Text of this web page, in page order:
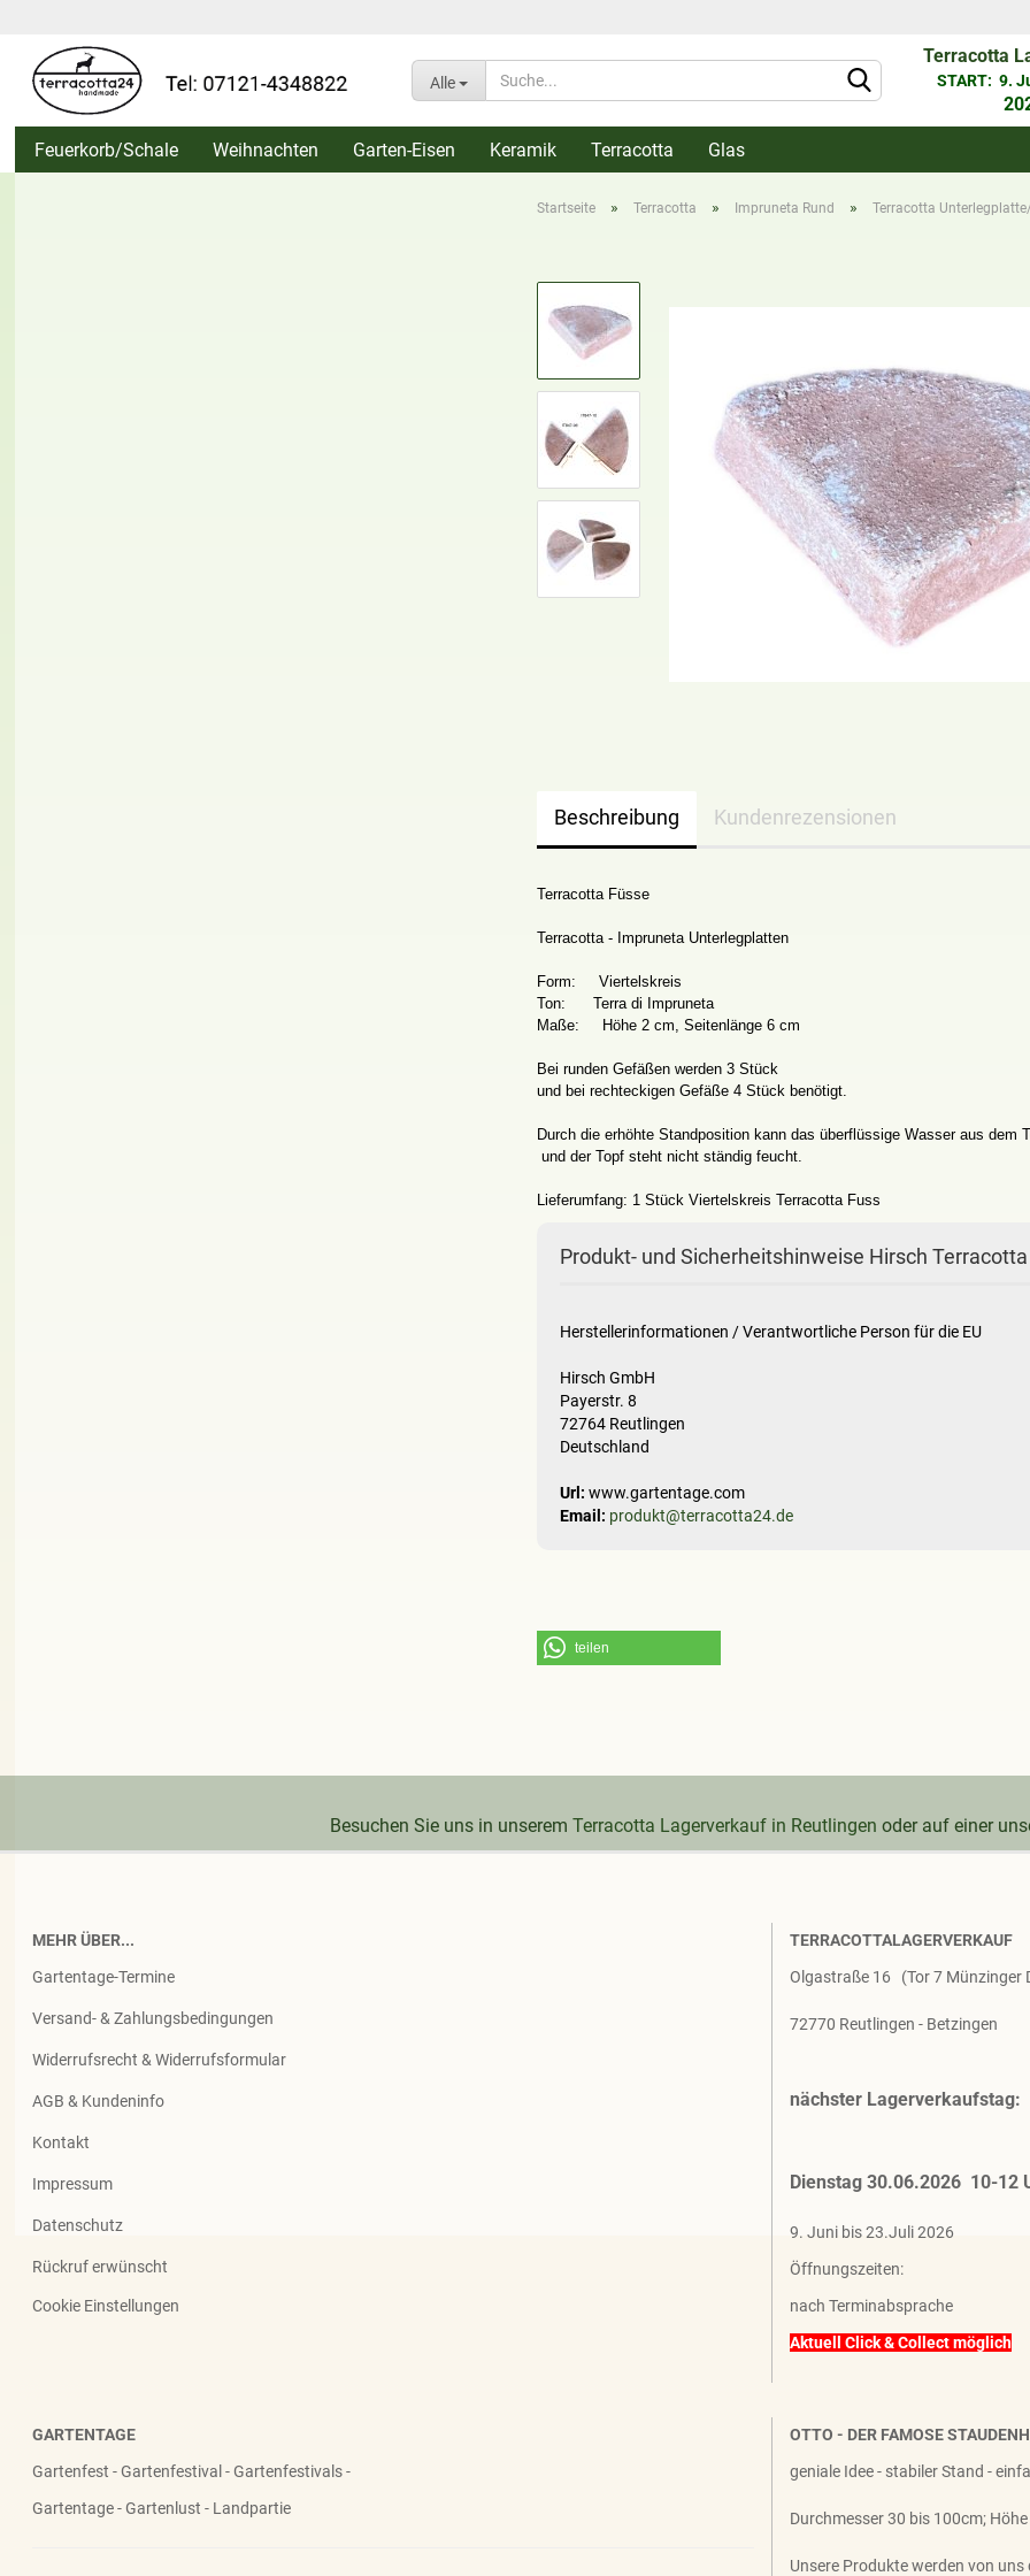
Währung
Alle
Terracotta
START: 9.
Feuerkorb/Schale Weihnachten Garten-Eisen Keramik Terracotta Glas
Startseite » Terracotta » Impruneta Rund » Terracotta
Beschreibung Kundenrezensionen
Terracotta Füsse
Terracotta - Impruneta Unterlegplatten
Form: Viertelskreis
Ton: Terra di Impruneta
Maße: Höhe 2 cm, Seitenlänge 6 cm
Bei runden Gefäßen werden 3 Stück
und bei rechteckigen Gefäße 4 Stück benötigt.
Durch die erhöhte Standposition kann das überflüssige Wasser aus dem
und der Topf steht nicht ständig feucht.
Lieferumfang: 1 Stück Viertelskreis Terracotta Fuss
Produkt- und Sicherheitshinweise Hirsch Terracotta
Herstellerinformationen / Verantwortliche Person für die EU
Hirsch GmbH
Payerstr. 8
72764 Reutlingen
Deutschland
Url: www.gartentage.com
Email: produkt@terracotta24.de
teilen
Besuchen Sie uns in unseremTerracotta Lagerverkauf in Reutlingen oder auf einer
MEHR ÜBER...
Gartentage-Termine
Versand- & Zahlungsbedingungen
Widerrufsrecht & Widerrufsformular
AGB & Kundeninfo
Kontakt
Impressum
Datenschutz
Rückruf erwünscht
Cookie Einstellungen
TERRACOTTALAGERVERKAUF
Olgastraße 16 (Tor 7 Münzinger
72770 Reutlingen - Betzingen
nächster Lagerverkaufstag:
Dienstag 30.06.2026 10-12
9. Juni bis 23.Juli 2026
Öffnungszeiten:
nach Terminabsprache
Aktuell Click & Collect möglich
GARTENTAGE
Gartenfest - Gartenfestival - Gartenfestivals -
Gartentage - Gartenlust - Landpartie
OTTO - DER FAMOSE
geniale Idee - stabiler Stand -
Durchmesser 30 bis 100cm;
Unsere Produkte werden von